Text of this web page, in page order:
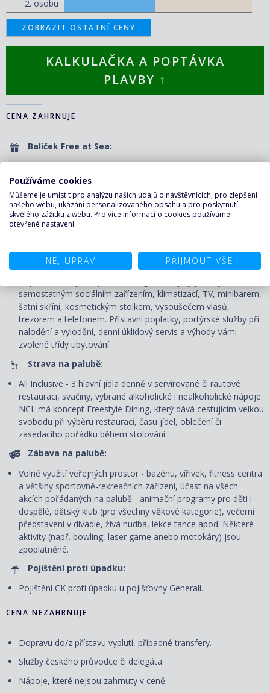
2. osobu
ZOBRAZIT OSTATNÍ CENY
KALKULAČKA A POPTÁVKA
PLAVBY ↑
CENA ZAHRNUJE
Balíček Free at Sea:
Balíček do speciálních restaurací
Sleva na výlety rezervované před plavbou
Přístup k WiFi
Plavba:
samostatným sociálním zařízením, klimatizací, TV, minibarem,
šatní skříní, kosmetickým stolkem, vysoušečem vlasů,
trezorem a telefonem. Přístavní poplatky, portýrské služby při
nalodění a vylodění, denní úklidový servis a výhody Vámi
zvolené třídy ubytování.
Strava na palubě:
All Inclusive - 3 hlavní jídla denně v servírované či rautové
restauraci, svačiny, vybrané alkoholické i nealkoholické nápoje.
NCL má koncept Freestyle Dining, který dává cestujícím velkou
svobodu při výběru restaurací, času jídel, oblečení či
zasedacího pořádku během stolování.
Zábava na palubě:
Volné využití veřejných prostor - bazénu, vířivek, fitness centra
a většiny sportovně-rekreačních zařízení, účast na všech
akcích pořádaných na palubě - animační programy pro děti i
dospělé, dětský klub (pro všechny věkové kategorie), večerní
představení v divadle, živá hudba, lekce tance apod. Některé
aktivity (např. bowling, laser game anebo motokáry) jsou
zpoplatněné.
Pojištění proti úpadku:
Pojištění CK proti úpadku u pojišťovny Generali.
CENA NEZAHRNUJE
Dopravu do/z přístavu vyplutí, případné transfery.
Služby českého průvodce či delegáta
Nápoje, které nejsou zahrnuty v ceně.
Používáme cookies
Můžeme je umístit pro analýzu našich údajů o návštěvnících, pro zlepšení
našeho webu, ukázání personalizovaného obsahu a pro poskytnutí
skvělého zážitku z webu. Pro více informací o cookies používáme
otevřené nastavení.
NE, UPRAV PŘIJMOUT VŠE